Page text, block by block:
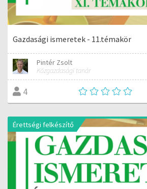
Gazdasági ismeretek - 11.témakör
Pintér Zsolt
Közgazdasági tanár
4
Érettségi felkészítő